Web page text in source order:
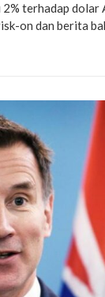
terhadap dolar
on dan berita